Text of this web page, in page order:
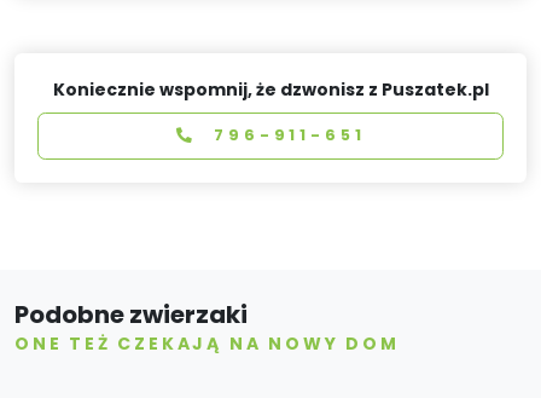
Koniecznie wspomnij, że dzwonisz z Puszatek.pl
796-911-651
Podobne zwierzaki
ONE TEŻ CZEKAJĄ NA NOWY DOM